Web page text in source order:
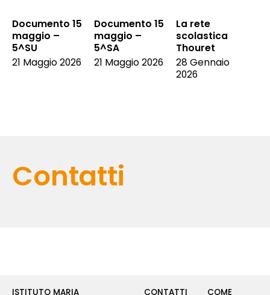
Documento 15
maggio –
5^SU
21 Maggio 2026
Documento 15
maggio –
5^SA
21 Maggio 2026
La rete
scolastica
Thouret
28 Gennaio
2026
Contatti
ISTITUTO MARIA CONTATTI COME